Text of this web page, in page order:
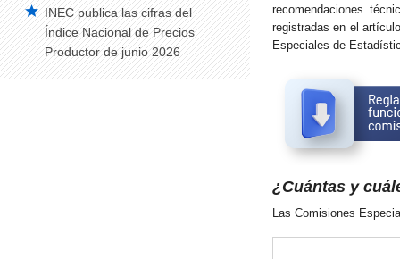
INEC publica las cifras del
Índice Nacional de Precios
Productor de junio 2026
recomendaciones
registradas en el
Especiales de
¿Cuántas y
Las Comisiones